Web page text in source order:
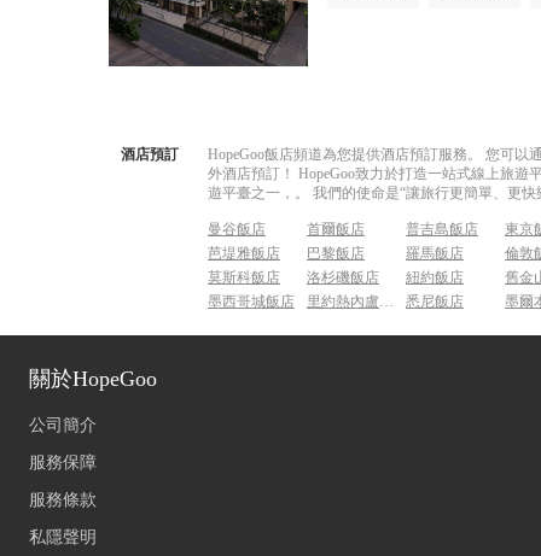
酒店預訂
HopeGoo飯店頻道為您提供酒店預訂服務。 您可
外酒店預訂！ HopeGoo致力於打造一站式線上旅
遊平臺之一，。 我們的使命是“讓旅行更簡單、更
曼谷飯店 首爾飯店 普吉島飯店
東京
芭堤雅飯店
巴黎飯店 羅馬飯店
倫敦
莫斯科飯店
洛杉磯飯店 紐約飯店
舊金
墨西哥城飯店
里約熱內盧飯店 悉尼飯店 墨爾
關於HopeGoo
公司簡介
服務保障
服務條款
私隱聲明